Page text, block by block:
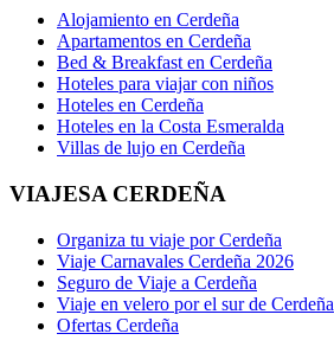
Alojamiento en Cerdeña
Apartamentos en Cerdeña
Bed & Breakfast en Cerdeña
Hoteles para viajar con niños
Hoteles en Cerdeña
Hoteles en la Costa Esmeralda
Villas de lujo en Cerdeña
VIAJESA CERDEÑA
Organiza tu viaje por Cerdeña
Viaje Carnavales Cerdeña 2026
Seguro de Viaje a Cerdeña
Viaje en velero por el sur de Cerdeña
Ofertas Cerdeña